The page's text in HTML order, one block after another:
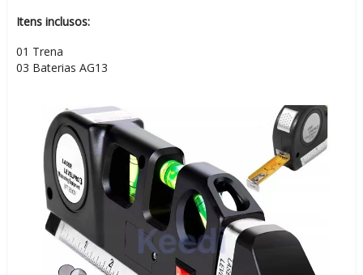
Itens inclusos:
01 Trena
03 Baterias AG13